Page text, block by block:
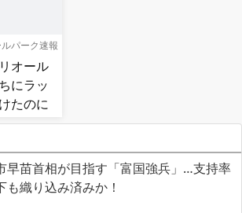
パーク速報
オール
にラッ
たのに
】
早苗首相が目指す「富国強兵」…支持率
も織り込み済みか！